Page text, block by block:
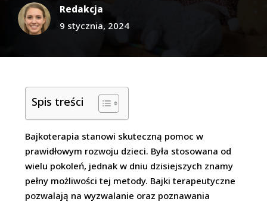
Redakcja
9 stycznia, 2024
Spis treści
Bajkoterapia stanowi skuteczną pomoc w
prawidłowym rozwoju dzieci. Była stosowana od
wielu pokoleń, jednak w dniu dzisiejszych znamy
pełny możliwości tej metody. Bajki terapeutyczne
pozwalają na wyzwalanie oraz poznawania